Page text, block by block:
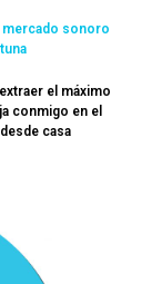
mercado sonoro
el máximo
conmigo en el
casa